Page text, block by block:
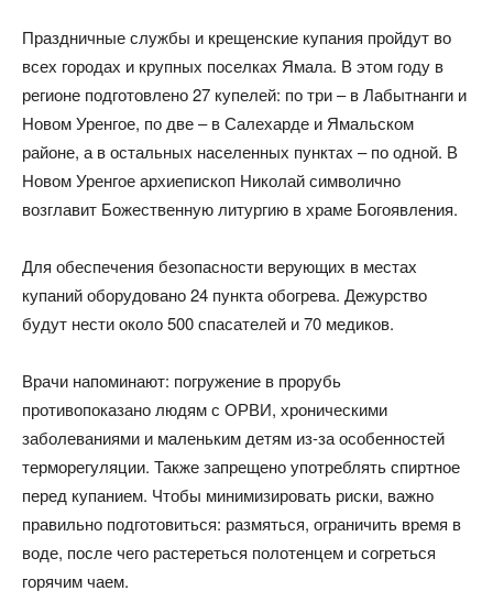
Праздничные службы и крещенские купания пройдут во
всех городах и крупных поселках Ямала. В этом году в
регионе подготовлено 27 купелей: по три – в Лабытнанги и
Новом Уренгое, по две – в Салехарде и Ямальском
районе, а в остальных населенных пунктах – по одной. В
Новом Уренгое архиепископ Николай символично
возглавит Божественную литургию в храме Богоявления.
Для обеспечения безопасности верующих в местах
купаний оборудовано 24 пункта обогрева. Дежурство
будут нести около 500 спасателей и 70 медиков.
Врачи напоминают: погружение в прорубь
противопоказано людям с ОРВИ, хроническими
заболеваниями и маленьким детям из-за особенностей
терморегуляции. Также запрещено употреблять спиртное
перед купанием. Чтобы минимизировать риски, важно
правильно подготовиться: размяться, ограничить время в
воде, после чего растереться полотенцем и согреться
горячим чаем.